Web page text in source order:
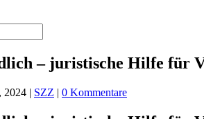
– juristische Hilfe für
2024 | SZZ | 0 Kommentare